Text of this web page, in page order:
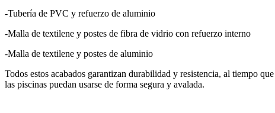
-Tubería de PVC y refuerzo de aluminio
-Malla de textilene y postes de fibra de vidrio con refuerzo interno
-Malla de textilene y postes de aluminio
Todos estos acabados garantizan durabilidad y resistencia, al tiempo
las piscinas puedan usarse de forma segura y avalada.